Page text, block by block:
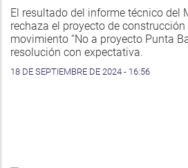
El resultado del informe técnico del
rechaza el proyecto de
movimiento “No a proyecto Punta
resolución con expectativa.
18 DE SEPTIEMBRE DE 2024 - 16:56